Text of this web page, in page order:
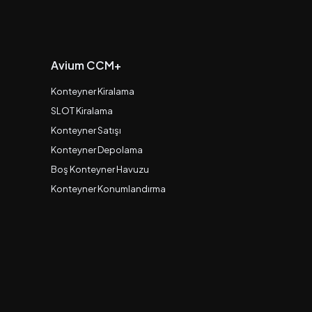
Avium CCM+
Konteyner Kiralama
SLOT Kiralama
Konteyner Satışı
Konteyner Depolama
Boş Konteyner Havuzu
Konteyner Konumlandırma